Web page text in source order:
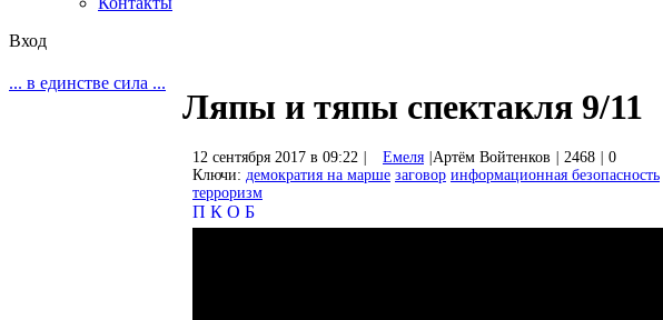
Вход
... в единстве сила ...
Ляпы и тяпы спектакля 9/11
12 сентября 2017 в 09:22 Емеля Артём Войтенков 2468
0
Ключи: демократия на марше заговор информационная безопасность
терроризм
П К О Б